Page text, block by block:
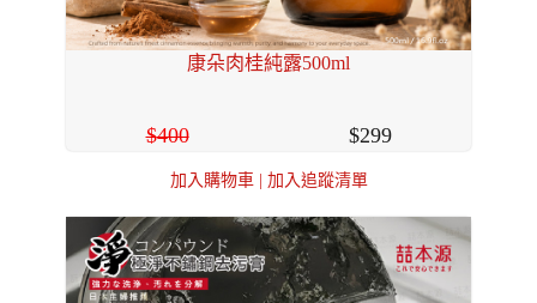
康朵肉桂純露500ml
400 299
加入購物車 | 加入追蹤清單